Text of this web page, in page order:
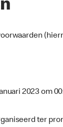
2023 om
ter